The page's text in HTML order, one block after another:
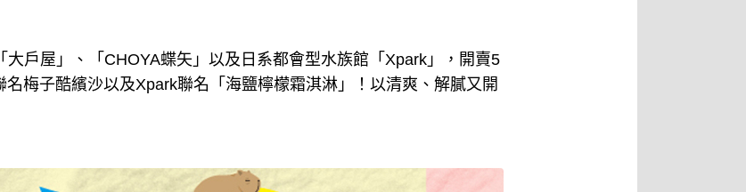
戶屋」、「CHOYA蝶矢」以及日系都會型水族館「Xpark」，開賣5
梅子酷繽沙以及Xpark聯名「海鹽檸檬霜淇淋」！以清爽、解膩又開